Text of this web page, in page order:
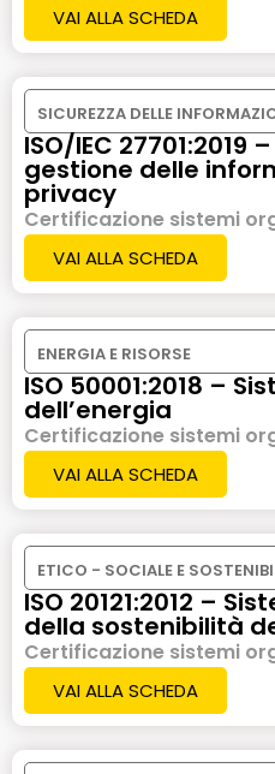
VAI ALLA SCHEDA
SICUREZZA DELLE
ISO/IEC 27701:2019
gestione delle
privacy
Certificazione sistemi
VAI ALLA SCHEDA
ENERGIA E RISORSE
ISO 50001:2018 –
dell’energia
Certificazione sistemi
VAI ALLA SCHEDA
ETICO - SOCIALE E
ISO 20121:2012 –
della sostenibilità
Certificazione sistemi
VAI ALLA SCHEDA